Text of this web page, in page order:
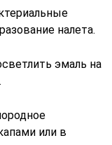
налета.
эмаль на
или в